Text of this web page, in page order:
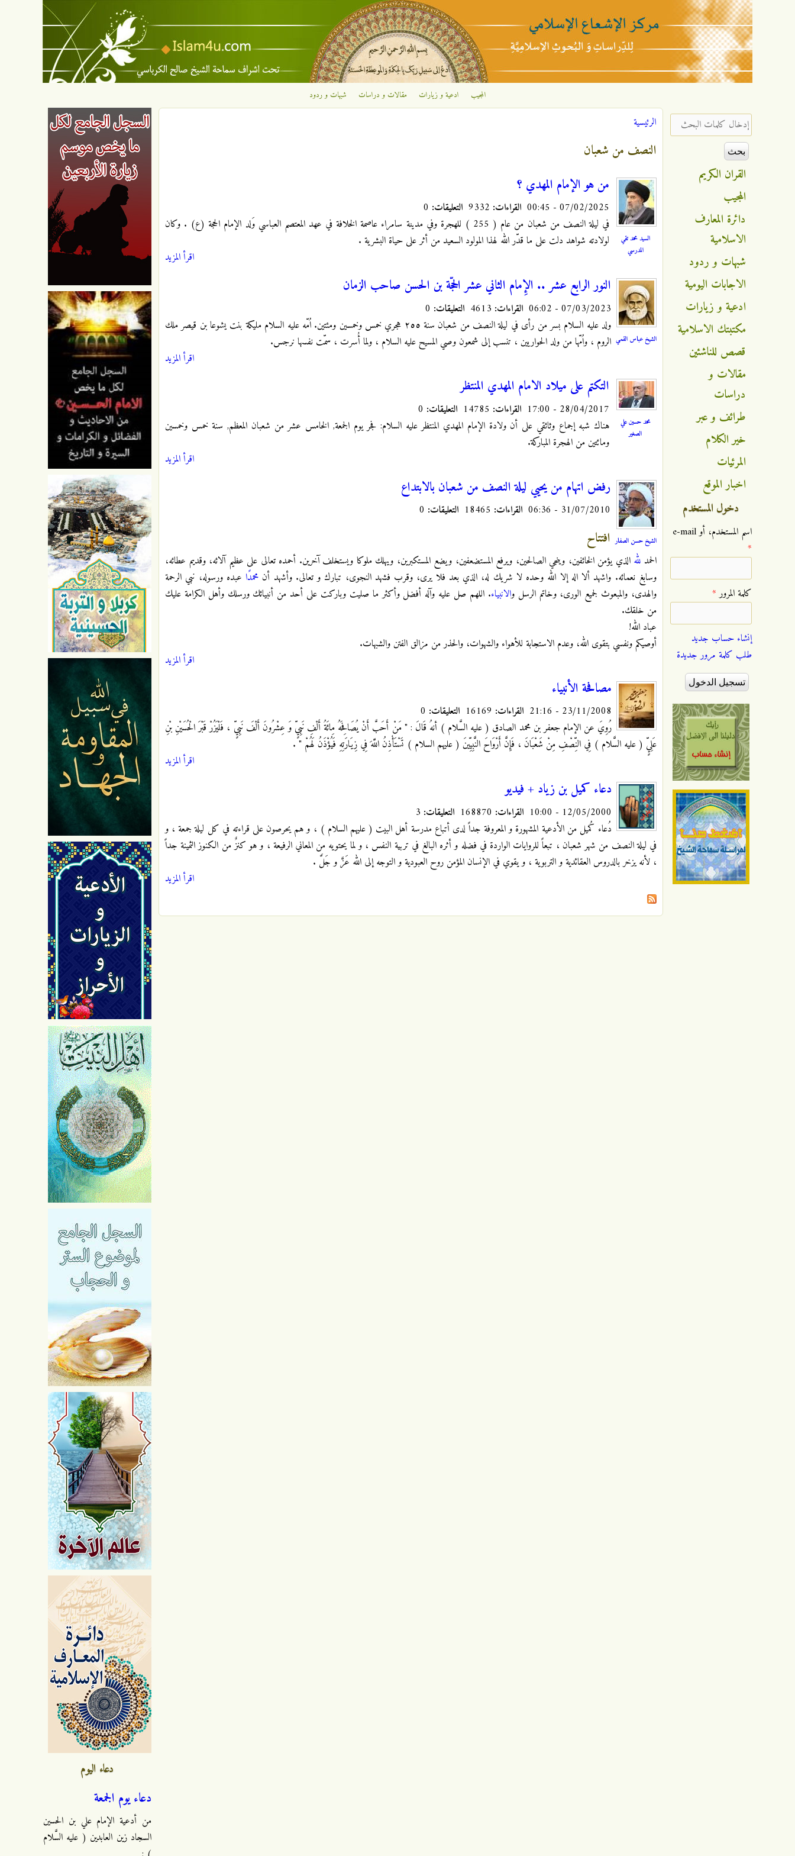
تجاوز إلى المحتوى الرئيسي
الإشعاع
الإسلامي
المجيب ادعية و زيارات مقالات و دراسات شبهات و ردود
أنت هنا
الرئيسية
النصف من شعبان
السيد محمد تقي
المدرسي
من هو الإمام المهدي ؟
07/02/2025 - 00:45 القراءات: التعليقات:
في ليلة النصف من شعبان من عام ( 255 ) للهجرة وفي مدينة سامراء عاصمة الخلافة في عهد المعتصم العباسي وَلد الإمام الحجة (ع) . وكان
لولادته شواهد دلت على ما قدّر الله لهذا المولود السعيد من أثر على حياة البشرية .
اقرأ المزيد
الشيخ عباس القمي
النور الرابع عشر .. الإِمام الثاني عشر الحجّة بن الحسن صاحب الزمان
07/03/2023 - 06:02 القراءات: التعليقات:
ولد عليه السلام بسر من رأى في ليلة النصف من شعبان سنة ۲٥٥ هجري خمس وخمسين ومئتين. اُمّه عليه السلام مليكة بنت يشوعا بن قيصر ملك
الروم ، واُمّها من ولد الحواريين ، تنسب إلى شمعون وصي المسيح عليه السلام ، ولما أُسرت ، سمّت نفسها نرجس.
اقرأ المزيد
محمد حسين علي
الصغير
التكتم على ميلاد الامام المهدي المنتظر
28/04/2017 - 17:00 القراءات: التعليقات:
هناك شبه إجماع وثائقي على أن ولادة الإمام المهدي المنتظر عليه السلام: فجر يوم الجمعة, الخامس عشر من شعبان المعظم, سنة خمس وخمسين
ومائتين من الهجرة المباركة.
اقرأ المزيد
الشيخ حسن الصفار
رفض اتهام من يحيي ليلة النصف من شعبان بالابتداع
31/07/2010 - 06:36 القراءات: التعليقات:
افتتاح
الحمد لله الذي يؤمن الخائفين، وينجي الصالحين، ويرفع المستضعفين، ويضع المستكبرين، ويهلك ملوكا ويستخلف آخرين. أحمده تعالى على عظيم آلائه، وقديم عطائه،
وسابغ نعمائه. واشهد ألا اله إلا الله وحده لا شريك له، الذي بعد فلا يرى، وقرب فشهد النجوى، تبارك و تعالى. وأشهد أن محمدًا عبده ورسوله، نبي الرحمة
والهدى، والمبعوث لجميع الورى، وخاتم الرسل والانبياء. اللهم صل عليه وآله أفضل وأكثر ما صليت وباركت على أحد من أنبيائك ورسلك وأهل الكرامة عليك
من خلقك.
عباد الله!
أوصيكم ونفسي بتقوى الله، وعدم الاستجابة للأهواء والشهوات، والحذر من مزالق الفتن والشبهات.
اقرأ المزيد
مصافحة الأنبياء
23/11/2008 - 21:16 القراءات: التعليقات:
رُوِيَ عن الإمام جعفر بن محمد الصادق ( عليه السَّلام ) أنهُ قَالَ : " مَنْ أَحَبَّ أَنْ يُصَافِحَهُ مِائَةُ أَلْفِ نَبِيٍّ وَ عِشْرُونَ أَلْفَ نَبِيٍّ ، فَلْيَزُرْ قَبْرَ الْحُسَيْنِ بْنِ
عَلِيٍّ ( عليه السَّلام ) فِي النِّصْفِ مِنْ شَعْبَانَ ، فَإِنَّ أَرْوَاحَ النَّبِيِّينَ ( عليهم السلام ) تَسْتَأْذِنُ اللَّهَ فِي زِيَارَتِهِ فَيُؤْذَنُ لَهُمْ " .
اقرأ المزيد
دعاء كميل بن زياد + فيديو
12/05/2000 - 10:00 القراءات: التعليقات:
دُعاء كُميلمن الأدعية المشهورة و المعروفة جداً لدى أتباع مدرسة أهل البيت ( عليهم السلام ) ، و هم يحرصون على قراءته في كل ليلة جمعة ، و
في ليلة النصف من شهر شعبان ، تبعاً للروايات الواردة في فضله و أثره البالغ في تربية النفس ، و لما يحتويه من المعاني الرفيعة ، و هو كنزٌ من الكنوز الثمينة جداً
، لأنه يزخر بالدروس العقائدية و التربوية ، و يقوي في الإنسان المؤمن روح العبودية و التوجه إلى الله عَزَّ و جَلَّ .
اقرأ المزيد
دعاء اليوم
دعاء يوم الجمعة
من أدعية الإمام علي بن الحسين
السجاد زين العابدين ( عليه السَّلام
‏إدخال كلمات البحث ‏
القران الكريم
المجيب
دائرة المعارف
الاسلامية
شبهات و ردود
الاجابات اليومية
ادعية و زيارات
مكتبتك الاسلامية
قصص للناشئين
مقالات و
دراسات
طرائف و عبر
خير الكلام
المرئيات
اخبار الموقع
دخول المستخدم
‏اسم المستخدم، أو e-mail
*
‏كلمة المرور ‏*
إنشاء حساب جديد
طلب كلمة مرور جديدة